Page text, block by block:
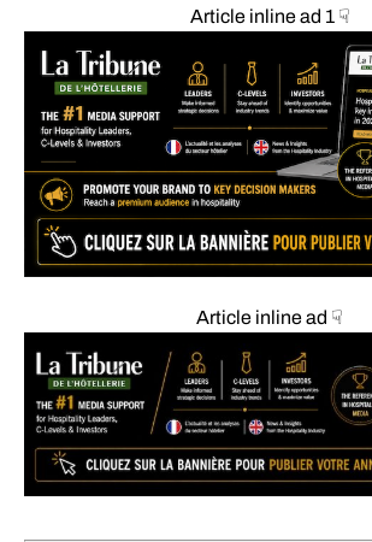
Article inline ad 1 ☟
Article inline ad ☟